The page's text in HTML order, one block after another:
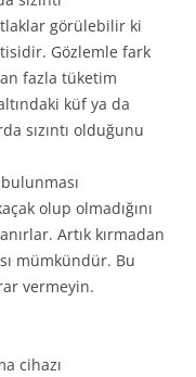
görülebilir ki
Gözlemle fark
fazla tüketim
küf ya da
sızıntı olduğunu
olup olmadığını
Artık kırmadan
mümkündür. Bu
vermeyin.
cihazı